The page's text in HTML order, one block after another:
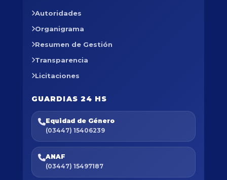
Autoridades
Organigrama
Resumen de Gestión
Transparencia
Licitaciones
GUARDIAS 24 HS
Equidad de Género
(03447) 15406239
ANAF
(03447) 15497187